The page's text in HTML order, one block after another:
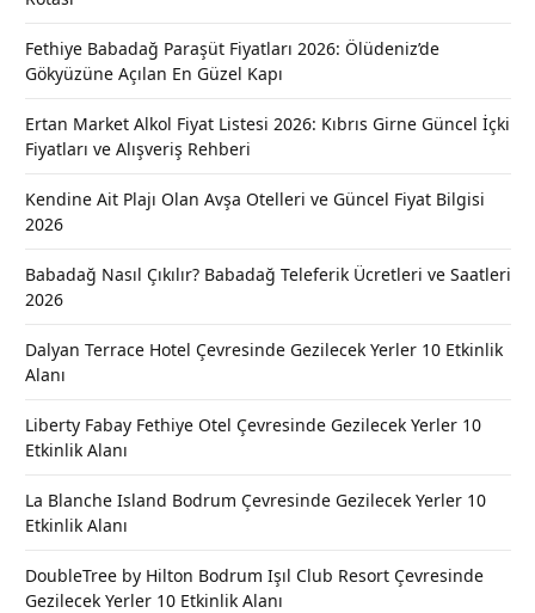
Fethiye Babadağ Paraşüt Fiyatları 2026: Ölüdeniz’de
Gökyüzüne Açılan En Güzel Kapı
Ertan Market Alkol Fiyat Listesi 2026: Kıbrıs Girne Güncel İçki
Fiyatları ve Alışveriş Rehberi
Kendine Ait Plajı Olan Avşa Otelleri ve Güncel Fiyat Bilgisi
2026
Babadağ Nasıl Çıkılır? Babadağ Teleferik Ücretleri ve Saatleri
2026
Dalyan Terrace Hotel Çevresinde Gezilecek Yerler 10 Etkinlik
Alanı
Liberty Fabay Fethiye Otel Çevresinde Gezilecek Yerler 10
Etkinlik Alanı
La Blanche Island Bodrum Çevresinde Gezilecek Yerler 10
Etkinlik Alanı
DoubleTree by Hilton Bodrum Işıl Club Resort Çevresinde
Gezilecek Yerler 10 Etkinlik Alanı